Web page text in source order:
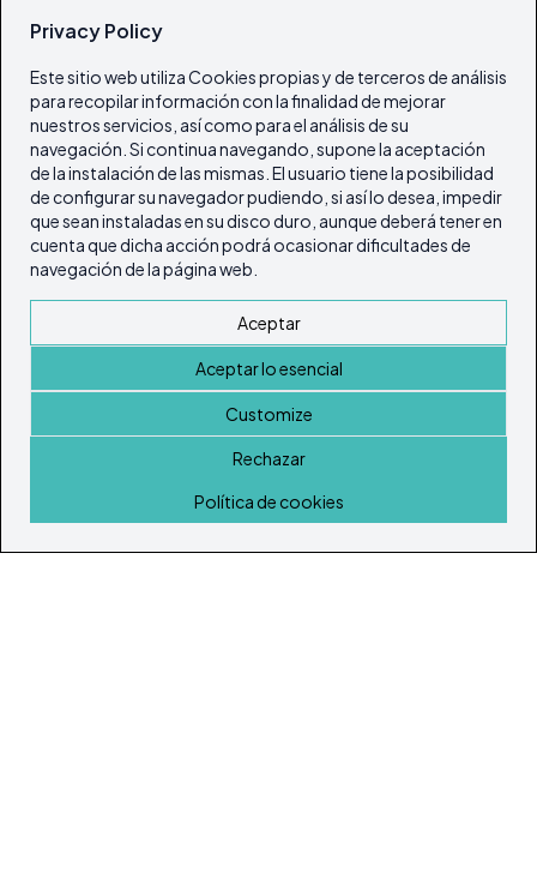
Privacy Policy
Este sitio web utiliza Cookies propias y de terceros de análisis
para recopilar información con la finalidad de mejorar
nuestros servicios, así como para el análisis de su
navegación. Si continua navegando, supone la aceptación
de la instalación de las mismas. El usuario tiene la posibilidad
de configurar su navegador pudiendo, si así lo desea, impedir
que sean instaladas en su disco duro, aunque deberá tener en
cuenta que dicha acción podrá ocasionar dificultades de
navegación de la página web.
Aceptar
Aceptar lo esencial
Customize
Rechazar
Política de cookies